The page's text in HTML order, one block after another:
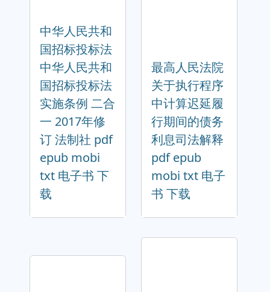
中华人民共和
国招标投标法
中华人民共和
国招标投标法
实施条例 二合
一 2017年修
订 法制社 pdf
epub mobi
txt 电子书 下
载
最高人民法院
关于执行程序
中计算迟延履
行期间的债务
利息司法解释
pdf epub
mobi txt 电子
书 下载